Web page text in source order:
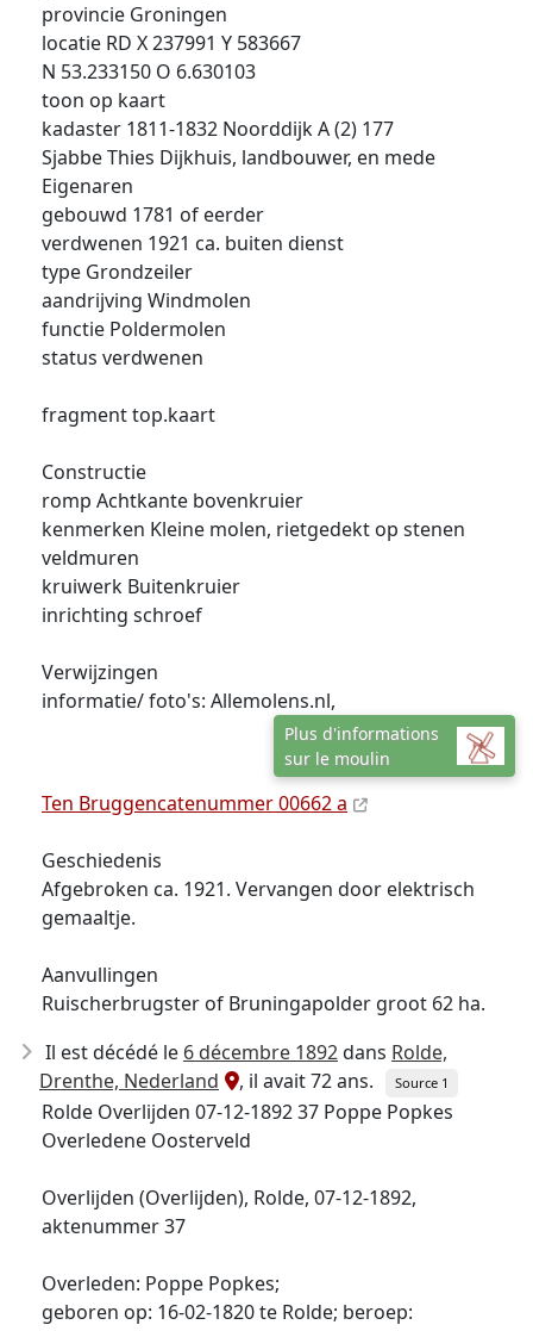
provincie Groningen
locatie RD X 237991 Y 583667
N 53.233150 O 6.630103
toon op kaart
kadaster 1811-1832 Noorddijk A (2) 177
Sjabbe Thies Dijkhuis, landbouwer, en mede
Eigenaren
gebouwd 1781 of eerder
verdwenen 1921 ca. buiten dienst
type Grondzeiler
aandrijving Windmolen
functie Poldermolen
status verdwenen
fragment top.kaart
Constructie
romp Achtkante bovenkruier
kenmerken Kleine molen, rietgedekt op stenen
veldmuren
kruiwerk Buitenkruier
inrichting schroef
Verwijzingen
informatie/ foto's: Allemolens.nl,
Plus d'informations
sur le moulin
Ten Bruggencatenummer 00662 a
Geschiedenis
Afgebroken ca. 1921. Vervangen door elektrisch
gemaaltje.
Aanvullingen
Ruischerbrugster of Bruningapolder groot 62 ha.
Il est décédé le 6 décembre 1892dans Rolde,
Drenthe, Nederland
, il avait 72 ans. Source 1
Rolde Overlijden 07-12-1892 37 Poppe Popkes
Overledene Oosterveld
Overlijden (Overlijden), Rolde, 07-12-1892,
aktenummer 37
Overleden: Poppe Popkes;
geboren op: 16-02-1820 te Rolde; beroep: